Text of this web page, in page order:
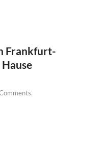
Frankfurt-